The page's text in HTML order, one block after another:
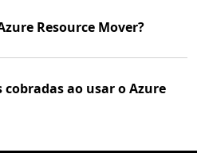
Resource Mover?
cobradas ao usar o Azure